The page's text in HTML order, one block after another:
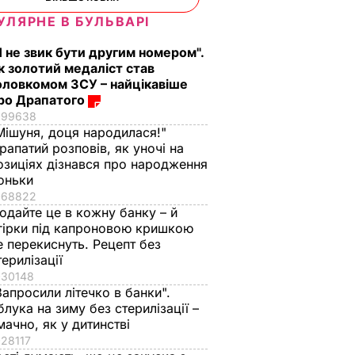
В БУЛЬВАРІ
не звик бути другим номером".
золотий медаліст став
ЗСУ – найцікавіше
Драпатого
99638
доця народилася!"
розповів, як уночі на
дізнався про народження
68822
це в кожну банку – й
під капроновою кришкою
перекиснуть. Рецепт без
30148
літечко в банки".
на зиму без стерилізації –
як у дитинстві
28117